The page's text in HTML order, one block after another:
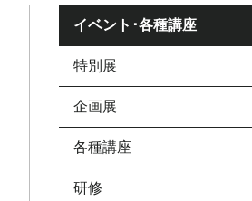
イベント･各種講座
特別展
企画展
各種講座
研修